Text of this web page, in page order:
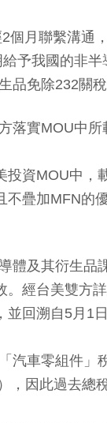
個月聯繫溝通
予我國的非
品免除232關稅
落實MOU中
資MOU中
疊加MFN的
體及其衍生
。經台美雙方
回溯自5月1日
汽車零組件
因此過去總